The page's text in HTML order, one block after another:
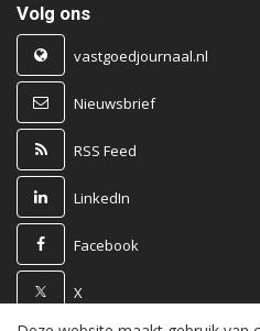
Volg ons
vastgoedjournaal.nl
Nieuwsbrief
RSS Feed
LinkedIn
Facebook
X